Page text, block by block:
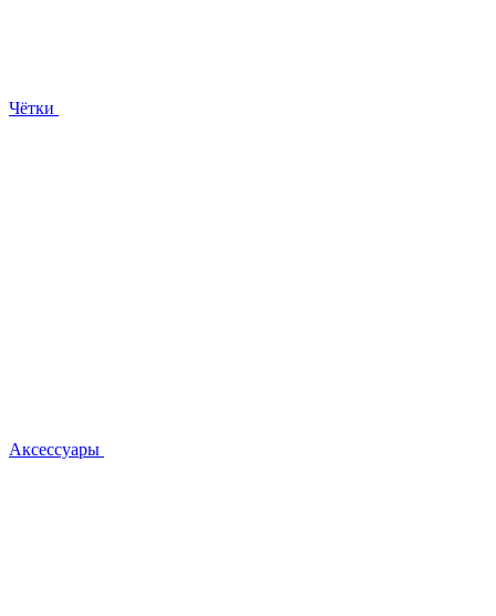
Чётки
Аксессуары